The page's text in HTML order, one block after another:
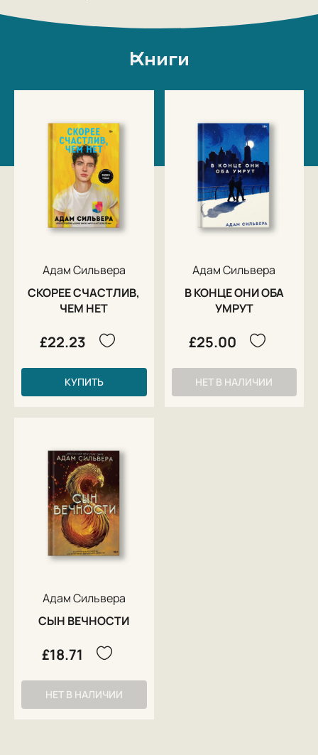
Книги
Адам Сильвера
СКОРЕЕ СЧАСТЛИВ,
ЧЕМ НЕТ
£22.23
КУПИТЬ
Адам Сильвера
В КОНЦЕ ОНИ ОБА
УМРУТ
£25.00
НЕТ В НАЛИЧИИ
Адам Сильвера
СЫН ВЕЧНОСТИ
£18.71
НЕТ В НАЛИЧИИ